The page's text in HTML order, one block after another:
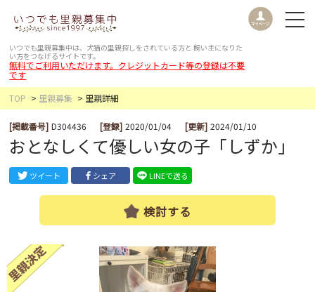
いつでも里親募集中は、犬猫の里親探しをされている方と 飼い主になりた
い方をつなげるサイトです。
無料でご利用いただけます。クレジットカード等の登録は不要
です
TOP
里親募集 里親詳細
[掲載番号] D304436 [登録] 2020/01/04 [更新] 2024/01/10
おとなしくて優しい女の子「しずか」
ツイート シェア LINEで送る
検討する